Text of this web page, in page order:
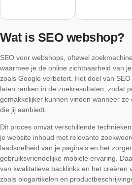
Wat is SEO webshop?
SEO voor webshops, oftewel
waarmee je de online zichtbaarheid van
zoals Google verbetert. Het doel van
laten ranken in de zoekresultaten, zodat
gemakkelijker kunnen vinden wanneer
die jij aanbiedt.
Dit proces omvat verschillende
je website inhoud met relevante
laadsnelheid van je pagina’s en het
gebruiksvriendelijke mobiele ervaring.
van kwalitatieve backlinks en het creëren
zoals blogartikelen en